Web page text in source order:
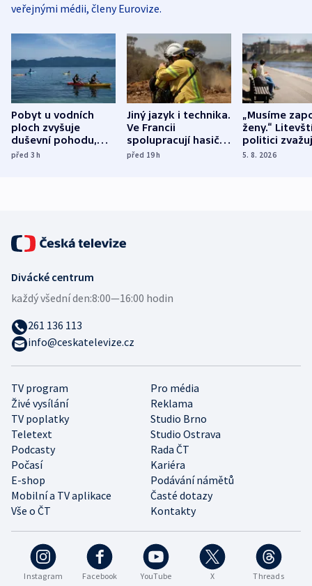
veřejnými médii, členy Eurovize.
Pobyt u vodních
ploch zvyšuje
duševní pohodu,
ukázala
před 3h
Jiný jazyk i technika.
Ve Francii
spolupracují hasiči z
různých zemí
před 19h
„Musíme
ženy.“
politici
dohodu o
5. 8. 2026
Instagram Facebook YouTube X Threads
TV program
Pro média
Živé vysílání
Reklama
TV poplatky
Studio Brno
Teletext
Studio Ostrava
Podcasty
Rada ČT
Počasí
Kariéra
E-shop
Podávání námětů
Mobilní a TV aplikace
Časté dotazy
Vše o ČT
Kontakty
Divácké centrum
každý všední den:8:00—16:00 hodin
261 136 113
info@ceskatelevize.cz